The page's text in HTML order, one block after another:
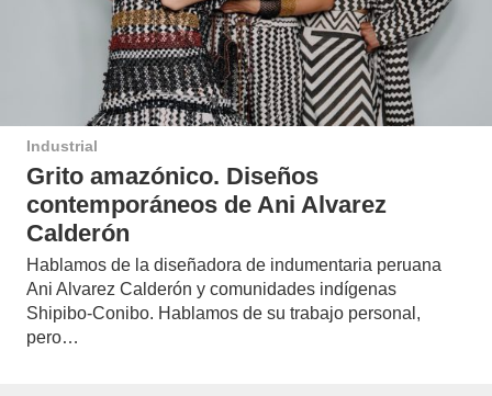
Industrial
Grito amazónico. Diseños
contemporáneos de Ani Alvarez
Calderón
Hablamos de la diseñadora de indumentaria peruana
Ani Alvarez Calderón y comunidades indígenas
Shipibo-Conibo. Hablamos de su trabajo personal,
pero…